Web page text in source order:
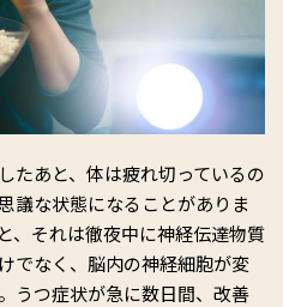
たあと、体は疲れ切っているの
議な状態になることがありま
、それは徹夜中に神経伝達物質
でなく、脳内の神経細胞が変
うつ症状が急に数日間、改善